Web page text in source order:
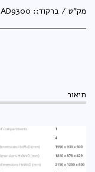
מק"ט / ברקוד:: AD9300
תיאור